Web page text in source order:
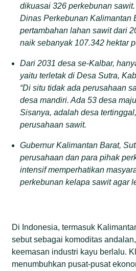
dikuasai 326 perkebunan
Dinas Perkebunan Kalimantan
pertambahan lahan sawit dari
naik sebanyak 107.342 hektar
Dari 2031 desa se-Kalbar,
yaitu terletak di Desa Sutra,
“Di situ tidak ada perusahaan
desa mandiri. Ada 53 desa
Sisanya, adalah desa
perusahaan sawit.
Gubernur Kalimantan Barat,
perusahaan dan para pihak
intensif memperhatikan
perkebunan kelapa sawit agar
Di Indonesia, termasuk
sebut sebagai komoditas
keemasan industri kayu berlalu.
menumbuhkan pusat-pusat